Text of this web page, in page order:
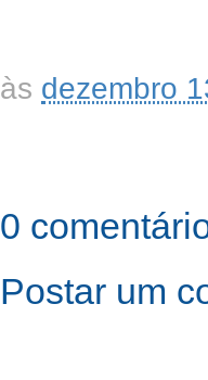
às dezembro
0
Postar um